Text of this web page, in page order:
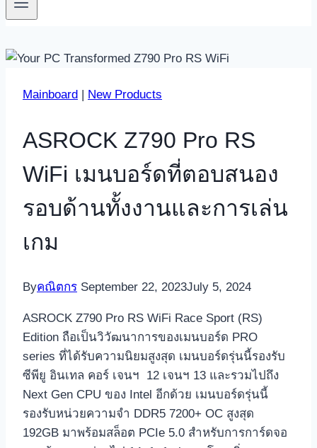
Mainboard | New Products
ASROCK Z790 Pro RS
WiFi เมนบอร์ดที่ตอบสนอง
รอบด้านทั้งงานและการเล่น
เกม
Byคณิตกร September 22, 2023July 5, 2024
ASROCK Z790 Pro RS WiFi Race Sport (RS)
Edition ถือเป็นวิวัฒนาการของเมนบอร์ด PRO
series ที่ได้รับความนิยมสูงสุด เมนบอร์ดรุ่นนี้รองรับ
ซีพียู อินเทล คอร์ เจนฯ 12 เจนฯ 13 และรวมไปถึง
Next Gen CPU ของ Intel อีกด้วย เมนบอร์ดรุ่นนี้
รองรับหน่วยความจำ DDR5 7200+ OC สูงสุด
192GB มาพร้อมสล็อต PCIe 5.0 สำหรับการการ์ดจอ